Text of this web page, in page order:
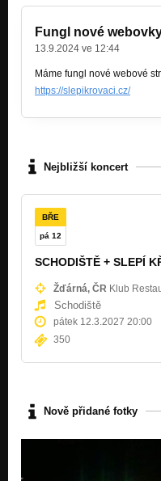
Nezařazeno
Nezařazeno
Nezařazeno
Nezařazeno
Kobyla
Koťátko
Nezařazeno
Nezařazeno
Dojebávka
Nezařazeno
Sokolík
Ovečka
Nezařazeno
Fungl nové
13.9.2024 ve 12:44
Máme fungl nové webové
https://slepikrovaci.cz/
Nejbližší koncert
BŘE
pá 12
SCHODIŠTĚ + SLEPÍ
Žďárná, ČR Klub
Schodiště
pátek 12.3.2027 20:00
350
Nově přidané fotky